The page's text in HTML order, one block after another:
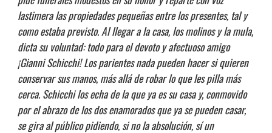
lastimera las propiedades pequeñas entre los presentes, tal y
como estaba previsto. Al llegar a la casa, los molinos y la mula,
dicta su voluntad: todo para el devoto y afectuoso amigo
¡Gianni Schicchi! Los parientes nada pueden hacer si quieren
conservar sus manos, más allá de robar lo que les pilla más
cerca. Schicchi los echa de la que ya es su casa y, conmovido
por el abrazo de los dos enamorados que ya se pueden casar,
se gira al público pidiendo, si no la absolución, sí un